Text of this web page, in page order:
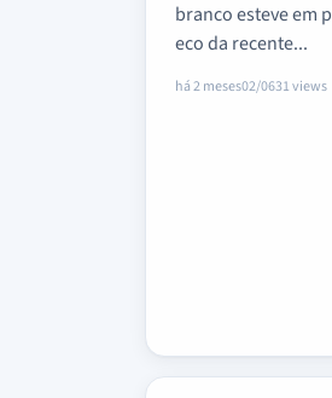
branco esteve em
eco da recente...
há 2 meses02/0631 views